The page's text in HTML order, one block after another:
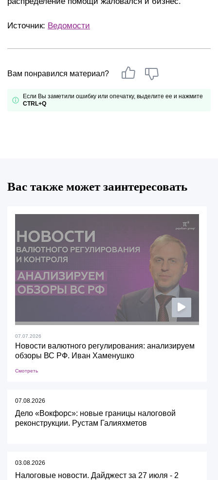
Источник: Ведомости
Вам понравился материал?
Если Вы заметили ошибку или опечатку, выделите ее и нажмите
CTRL+Q
Вас также может заинтересовать
07.07.2026
Новости валютного регулирования: анализируем
обзоры ВС РФ. Иван Хаменушко
Смотреть
07.08.2026
Дело «Вокфорс»: новые границы налоговой
реконструкции. Рустам Галияхметов
03.08.2026
Налоговые новости. Дайджест за 27 июля - 2